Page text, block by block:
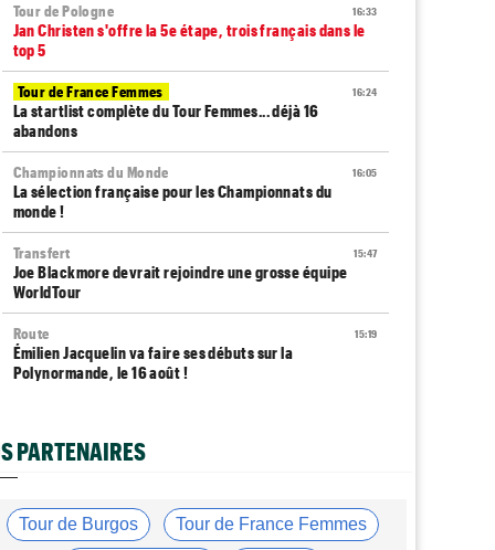
16:33
Tour de Pologne
Jan Christen s'offre la 5e étape, trois français dans le
top 5
16:24
Tour de France Femmes
La startlist complète du Tour Femmes... déjà 16
abandons
16:05
Championnats du Monde
La sélection française pour les Championnats du
monde !
15:47
Transfert
Joe Blackmore devrait rejoindre une grosse équipe
WorldTour
15:19
Route
Émilien Jacquelin va faire ses débuts sur la
Polynormande, le 16 août !
Tour
Blessé, le Belge Toon Aerts, a mis un terme à sa saison
2026
PARTENAIRES
Tour de Burgos Tour de France Femmes